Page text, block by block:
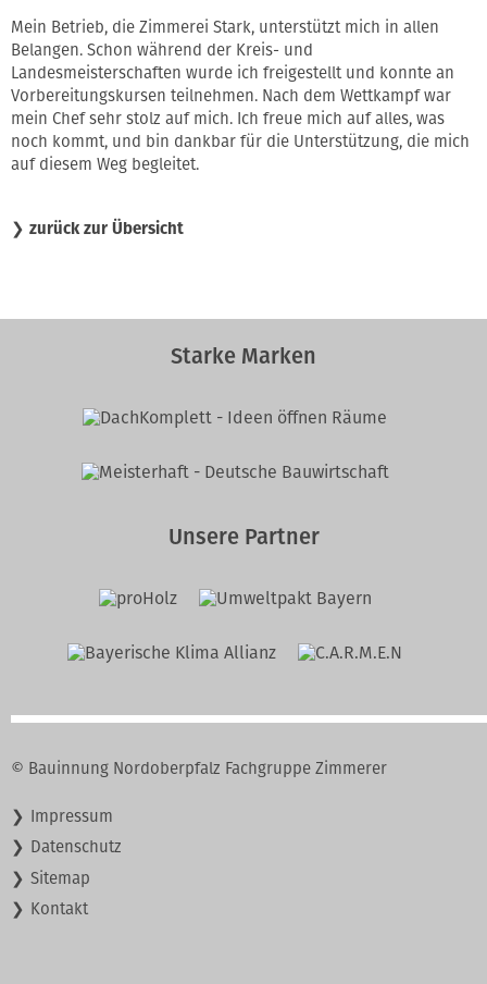
Mein Betrieb, die Zimmerei Stark, unterstützt mich in allen
Belangen. Schon während der Kreis- und
Landesmeisterschaften wurde ich freigestellt und konnte an
Vorbereitungskursen teilnehmen. Nach dem Wettkampf war
mein Chef sehr stolz auf mich. Ich freue mich auf alles, was
noch kommt, und bin dankbar für die Unterstützung, die mich
auf diesem Weg begleitet.
❯ zurück zur Übersicht
Starke Marken
Unsere Partner
© Bauinnung Nordoberpfalz Fachgruppe Zimmerer
Navigation
überspringen
Impressum
Datenschutz
Sitemap
Kontakt